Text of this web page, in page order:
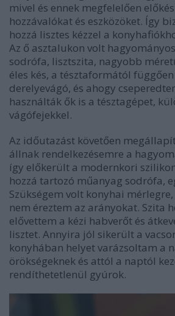
mivel és ennek megfelelően
hozzávalókat és eszközöket. Így
hozzá lisztes kézzel a
Az ő asztalukon volt
sodrófa, lisztszita, nagyobb
éles kés, a tésztaformától
derelyevágó, és ahogy
használták ők is a tésztagépet,
vágófejekkel.
Az időutazást követően
állnak rendelkezésemre a
így előkerült a modernkori
hozzá tartozó műanyag sodrófa,
Szükségem volt konyhai
nem éreztem az arányokat. Szita
elővettem a kézi habverőt és
lisztet. Annyira jól sikerült a
konyhában helyet varázsoltam a
örökségeknek és attól a naptól
rendíthetetlenül gyúrok.